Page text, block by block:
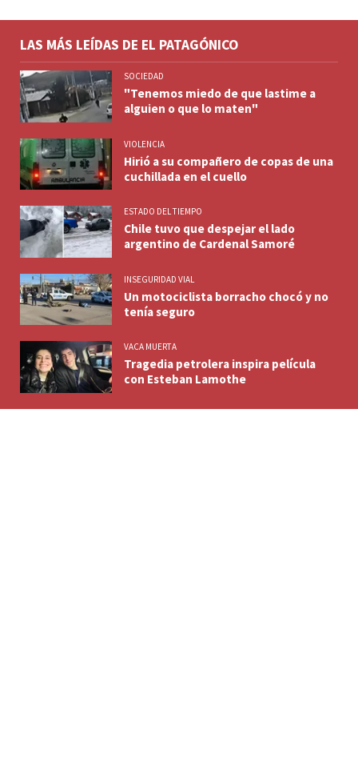
LAS MÁS LEÍDAS DE EL PATAGÓNICO
SOCIEDAD
"Tenemos miedo de que lastime a
alguien o que lo maten"
VIOLENCIA
Hirió a su compañero de copas de una
cuchillada en el cuello
ESTADO DEL TIEMPO
Chile tuvo que despejar el lado
argentino de Cardenal Samoré
INSEGURIDAD VIAL
Un motociclista borracho chocó y no
tenía seguro
VACA MUERTA
Tragedia petrolera inspira película
con Esteban Lamothe